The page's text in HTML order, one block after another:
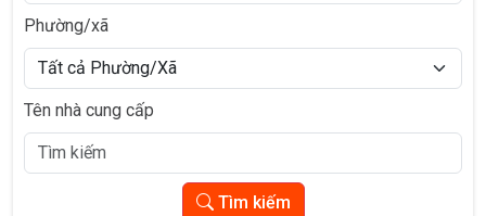
Phường/xã
Tên nhà cung cấp
Tìm kiếm